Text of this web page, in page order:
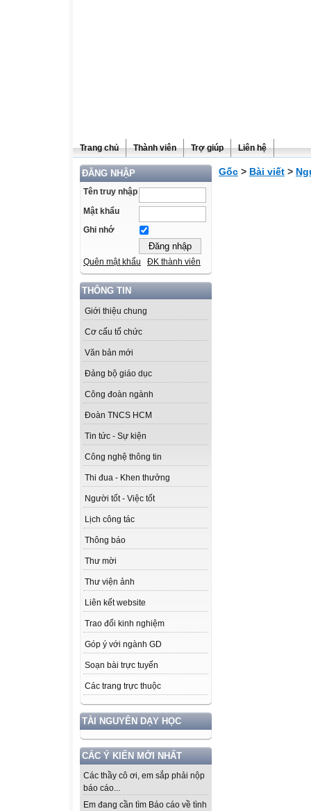
Trang chủ Thành viên Trợ giúp Liên hệ
ĐĂNG NHẬP
Tên truy nhập
Mật khẩu
Ghi nhớ
Quên mật khẩu ĐK thành viên
THÔNG TIN
Giới thiệu chung
Cơ cấu tổ chức
Văn bản mới
Đảng bộ giáo dục
Công đoàn ngành
Đoàn TNCS HCM
Tin tức - Sự kiện
Công nghệ thông tin
Thi đua - Khen thưởng
Người tốt - Việc tốt
Lịch công tác
Thông báo
Thư mời
Thư viện ảnh
Liên kết website
Trao đổi kinh nghiệm
Góp ý với ngành GD
Soạn bài trực tuyến
Các trang trực thuộc
TÀI NGUYÊN DẠY HỌC
CÁC Ý KIẾN MỚI NHẤT
Các thầy cô ơi, em sắp phải nộp
báo cáo...
Em đang cần tìm Báo cáo về tình
Gốc > Bài viết >